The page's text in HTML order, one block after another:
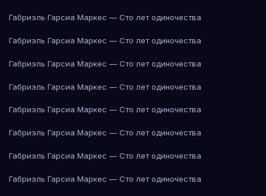
Габриэль Гарсиа Маркес — Сто лет одиночества
Габриэль Гарсиа Маркес — Сто лет одиночества
Габриэль Гарсиа Маркес — Сто лет одиночества
Габриэль Гарсиа Маркес — Сто лет одиночества
Габриэль Гарсиа Маркес — Сто лет одиночества
Габриэль Гарсиа Маркес — Сто лет одиночества
Габриэль Гарсиа Маркес — Сто лет одиночества
Габриэль Гарсиа Маркес — Сто лет одиночества